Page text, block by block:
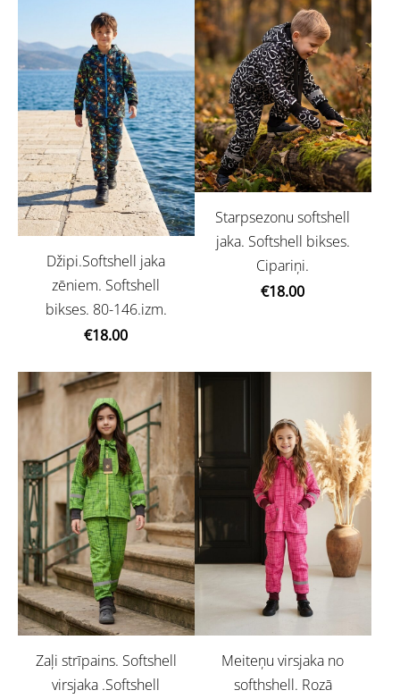
Džipi.Softshell jaka
zēniem. Softshell
bikses. 80-146.izm.
€18.00
Starpsezonu softshell
jaka. Softshell bikses.
Cipariņi.
€18.00
Zaļi strīpains. Softshell
virsjaka .Softshell
Meiteņu virsjaka no
softhshell. Rozā